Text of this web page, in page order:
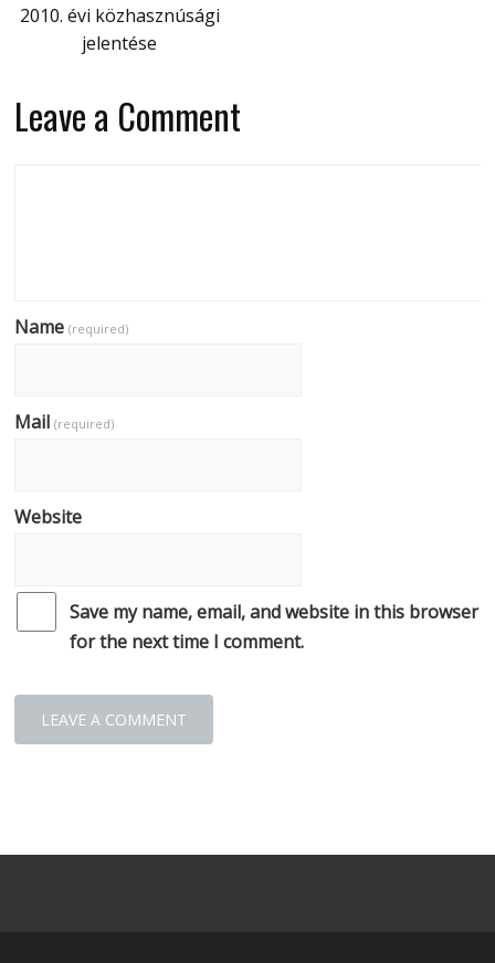
2010. évi közhasznúsági
jelentése
Leave a Comment
Name(required)
Mail(required)
Website
Save my name, email, and website in this browser
for the next time I comment.